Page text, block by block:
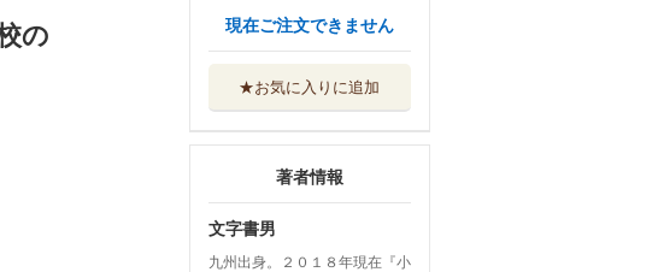
の
現在ご注文できません
★お気に入りに追加
著者情報
文字書男
九州出身。２０１８年現在『小